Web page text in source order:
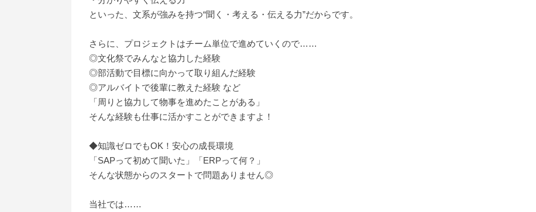
といった、文系が強みを持つ“聞く・考える・伝える力”だからです。
さらに、プロジェクトはチーム単位で進めていくので……
◎文化祭でみんなと協力した経験
◎部活動で目標に向かって取り組んだ経験
◎アルバイトで後輩に教えた経験 など
「周りと協力して物事を進めたことがある」
そんな経験も仕事に活かすことができますよ！
◆知識ゼロでもOK！安心の成長環境
「SAPって初めて聞いた」「ERPって何？」
そんな状態からのスタートで問題ありません◎
当社では……